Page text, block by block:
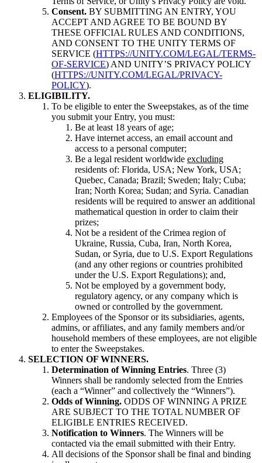
Consent. BY SUBMITTING AN ENTRY, YOU
ACCEPT AND AGREE TO BE BOUND BY
THESE OFFICIAL RULES AND CONDITIONS,
AND CONSENT TO THE UNITY TERMS OF
SERVICE (HTTPS://UNITY.COM/LEGAL/TERMS-
OF-SERVICE) AND UNITY’S PRIVACY POLICY
(HTTPS://UNITY.COM/LEGAL/PRIVACY-
POLICY).
ELIGIBILITY.
To be eligible to enter the Sweepstakes, as of the time
you submit your Entry, you must:
Be at least 18 years of age;
Have internet access, an email account and
access to a personal computer;
Be a legal resident worldwide excluding
residents of: Florida, USA; New York, USA;
Quebec, Canada; Brazil; Sweden; Italy; Cuba;
Iran; North Korea; Sudan; and Syria. Canadian
residents will be required to answer an additional
mathematical question in order to claim their
prizes;
Not be a resident of the Crimea region of
Ukraine, Russia, Cuba, Iran, North Korea,
Sudan, or Syria, due to U.S. Export Regulations
(and any other regions or countries prohibited
under the U.S. Export Regulations); and,
Not be employed by a government body,
regulatory agency, or any company which is
owned or controlled by the government.
Employees of the Sponsor or its subsidiaries, agents,
admins, or affiliates, and any family members and/or
household members of these employees, are not eligible
to enter the Sweepstakes.
SELECTION OF WINNERS.
Determination of Winning Entries. Three (3)
Winners shall be randomly selected from the Entries
(each a “Winner” and collectively the “Winners”).
Odds of Winning. ODDS OF WINNING A PRIZE
ARE SUBJECT TO THE TOTAL NUMBER OF
ELIGIBLE ENTRIES RECEIVED.
Notification to Winners. The Winners will be
contacted via the email submitted with their Entry.
All decisions of the Sponsor shall be final and binding